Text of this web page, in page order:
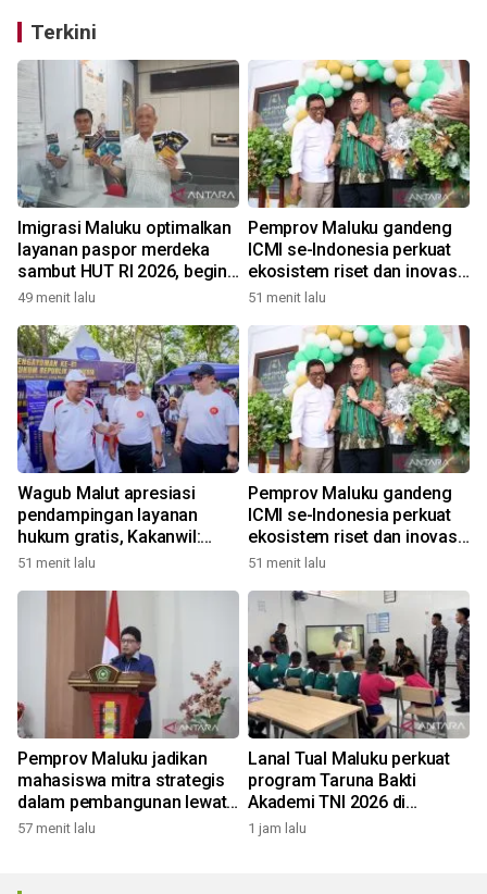
Terkini
Imigrasi Maluku optimalkan
layanan paspor merdeka
sambut HUT RI 2026, begini
kata Kakanwil
49 menit lalu
Pemprov Maluku gandeng
ICMI se-Indonesia perkuat
ekosistem riset dan inovasi
daerah
51 menit lalu
Wagub Malut apresiasi
pendampingan layanan
hukum gratis, Kakanwil:
Pencatatan Hak Cipta Musik
51 menit lalu
Pemprov Maluku gandeng
ICMI se-Indonesia perkuat
ekosistem riset dan inovasi
daerah
51 menit lalu
Pemprov Maluku jadikan
mahasiswa mitra strategis
dalam pembangunan lewat
gagasan konstruktif
57 menit lalu
Lanal Tual Maluku perkuat
program Taruna Bakti
Akademi TNI 2026 di
Sekolah Rakyat
1 jam lalu